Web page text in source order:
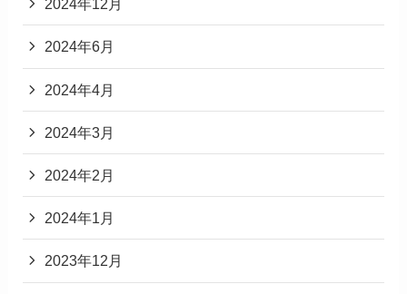
2024年12月
2024年6月
2024年4月
2024年3月
2024年2月
2024年1月
2023年12月